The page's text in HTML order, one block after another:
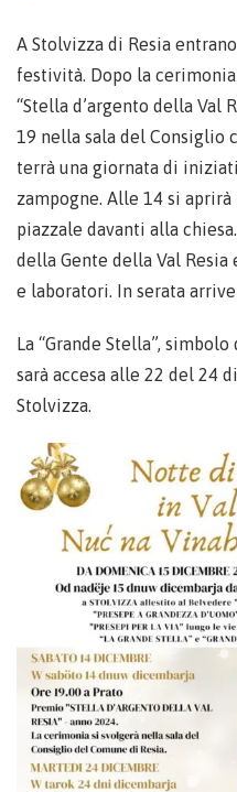
A Stolvizza di Resia
festività. Dopo la
“Stella d’argento della Val
19 nella sala del Consiglio
terrà una giornata di
zampogne. Alle 14 si
piazzale davanti alla
della Gente della Val
e laboratori. In serata
La “Grande Stella”,
sarà accesa alle 22 del 24
Stolvizza.